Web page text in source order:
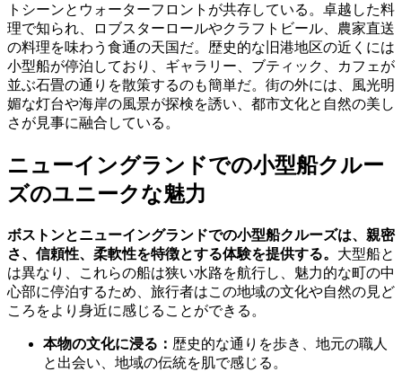
トシーンとウォーターフロントが共存している。卓越した料
理で知られ、ロブスターロールやクラフトビール、農家直送
の料理を味わう食通の天国だ。歴史的な旧港地区の近くには
小型船が停泊しており、ギャラリー、ブティック、カフェが
並ぶ石畳の通りを散策するのも簡単だ。街の外には、風光明
媚な灯台や海岸の風景が探検を誘い、都市文化と自然の美し
さが見事に融合している。
ニューイングランドでの小型船クルー
ズのユニークな魅力
ボストンとニューイングランドでの小型船クルーズは、親密
さ、信頼性、柔軟性を特徴とする体験を提供する。 大型船と
は異なり、これらの船は狭い水路を航行し、魅力的な町の中
心部に停泊するため、旅行者はこの地域の文化や自然の見ど
ころをより身近に感じることができる。
本物の文化に浸る： 歴史的な通りを歩き、地元の職人
と出会い、地域の伝統を肌で感じる。